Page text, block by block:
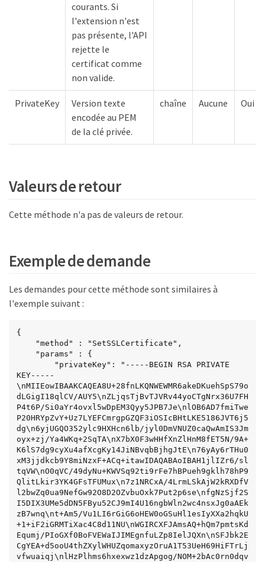
courants. Si
l'extension n'est
pas présente, l'API
rejette le
certificat comme
non valide.
PrivateKey
Version texte
encodée au PEM
de la clé privée.
chaîne Aucune Oui
Valeurs de retour
Cette méthode n'a pas de valeurs de retour.
Exemple de demande
Les demandes pour cette méthode sont similaires à
l'exemple suivant :
{
KEY-----
\nMIIEowIBAAKCAQEA8U+28fnLKQNWEWMR6akeDKuehSpS79o
dLGigI18qlCV/AUY5\nZLjqsTjBvTJVRv44yoCTgNrx36U7FH
P4t6P/Si0aYr4ovxl5wDpEM3Qyy5JPB7Je\nlOB6AD7fmiTwe
P20HRYpZvY+Uz7LYEFCmrgpGZQF3iOSIcBHtLKE5186JVT6j5
dg\n6yjUGQO352ylc9HXHcn6lb/jyl0DmVNUZ0caQwAmIS3Jm
oyx+zj/Ya4WKq+2SqTA\nX7bX0F3wHHfXnZlHnM8fET5N/9A+
K6lS7dg9cyXu4afXcgKy14JiNBvqbBjhgJtE\n76yAy6rTHu0
xM3jjdkcb9Y8miNzxF+ACq+itawIDAQABAoIBAH1jlIZr6/sl
tqVW\nO0qVC/49dyNu+KWVSq92ti9rFe7hBPueh9gklh78hP9
QlitLkir3YK4GFsTFUMux\n7z1NRCxA/4LrmLSkAjW2kRXDfV
l2bwZq0ua9NefGw92O8D2OZvbuOxk7Put2p6se\nfgNzSjf2S
I5DIX3UMe5dDN5FByu52CJ9mI4U16ngbWln2wc4nsxJg0aAEk
zB7wnq\nt+Am5/Vu1LI6rGiG6oHEW0oGSuHl1esIyXXa2hqkU
+1+iF2iGRMTiXac4C8d11NU\nWGIRCXFJAmsAQ+hQm7pmtsKd
Equmj/PIoGXf0BoFVEWaIJIMEgnfuLZp8IelJQXn\nSFJbk2E
CgYEA+d5ooU4thZXylWHUZqomaxyzOruA1T53UeH69HiFTrLj
vfwuaiqj\nlHzPlhms6hxexwz1dzApgog/NOM+2bAc0rn0dqv